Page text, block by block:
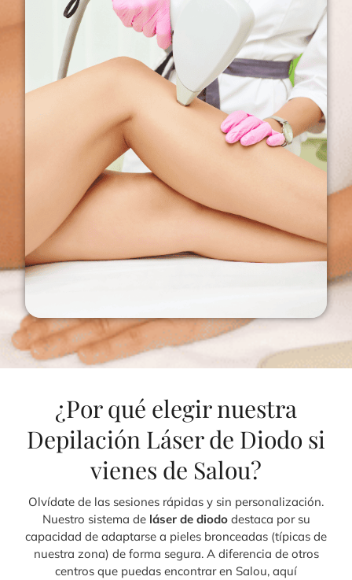
¿Por qué elegir nuestra
Depilación Láser de Diodo si
vienes de Salou?
Olvídate de las sesiones rápidas y sin personalización.
Nuestro sistema de láser de diododestaca por su
capacidad de adaptarse a pieles bronceadas (típicas de
nuestra zona) de forma segura. A diferencia de otros
centros que puedas encontrar en Salou, aquí